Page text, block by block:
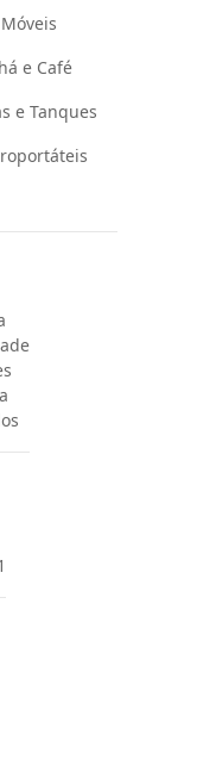
Móveis
e Café
e Tanques